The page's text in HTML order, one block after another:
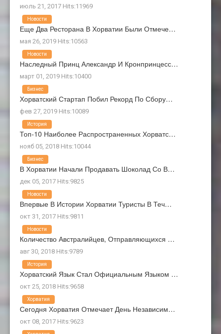
июль 21, 2017 Hits:11969
Еще Два Ресторана В Хорватии Были Отмече…
мая 26, 2019 Hits:10563
Новости
Наследный Принц Александр И Кронпринцесс…
март 01, 2019 Hits:10400
Новости
Хорватский Стартап Побил Рекорд По Сбору…
фев 27, 2019 Hits:10089
Бизнес
Топ-10 Наиболее Распространенных Хорватс…
нояб 05, 2018 Hits:10044
История
В Хорватии Начали Продавать Шоколад Со В…
дек 05, 2017 Hits:9825
Бизнес
Впервые В Истории Хорватии Туристы В Теч…
окт 31, 2017 Hits:9811
Новости
Количество Австралийцев, Отправляющихся …
авг 30, 2018 Hits:9789
Новости
Хорватский Язык Стал Официальным Языком …
окт 25, 2018 Hits:9658
История
Сегодня Хорватия Отмечает День Независим…
окт 08, 2017 Hits:9623
Хорватия